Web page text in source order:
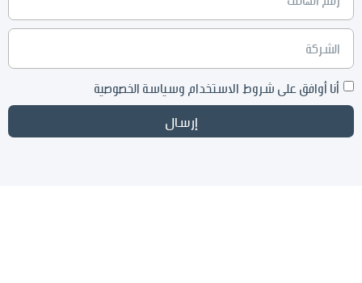
أنا أوافق على شروط الاستخدام وسياسة الخصوصية
إرسال